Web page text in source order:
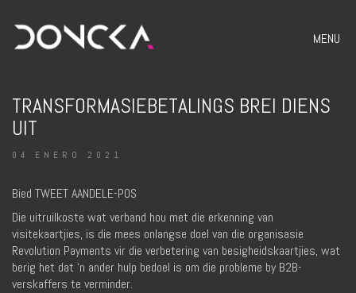
MENU
TRANSFORMASIEBETALINGS BREI DIENS
UIT
04 ENERO 2021
Bied TWEET AANDELE-POS
Die uitruilkoste wat verband hou met die erkenning van
visitekaartjies, is die mees onlangse doel van die organisasie
Revolution Payments vir die verbetering van besigheidskaartjies, wat
berig het dat ‘n ander hulp bedoel is om die probleme by B2B-
verskaffers te verminder.